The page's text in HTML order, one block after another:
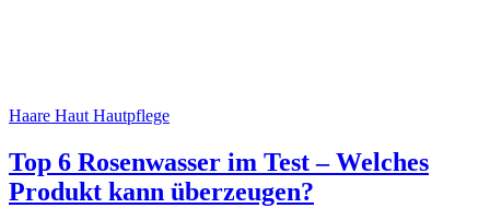
Haare Haut Hautpflege
Top 6 Rosenwasser im Test – Welches
Produkt kann überzeugen?